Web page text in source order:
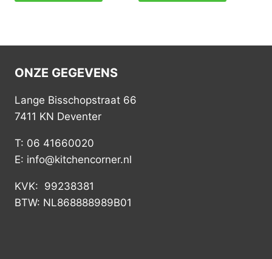
ONZE GEGEVENS
Lange Bisschopstraat 66
7411 KN Deventer
T: 06 41660020
E: info@kitchencorner.nl
KVK: 99238381
BTW: NL868888989B01